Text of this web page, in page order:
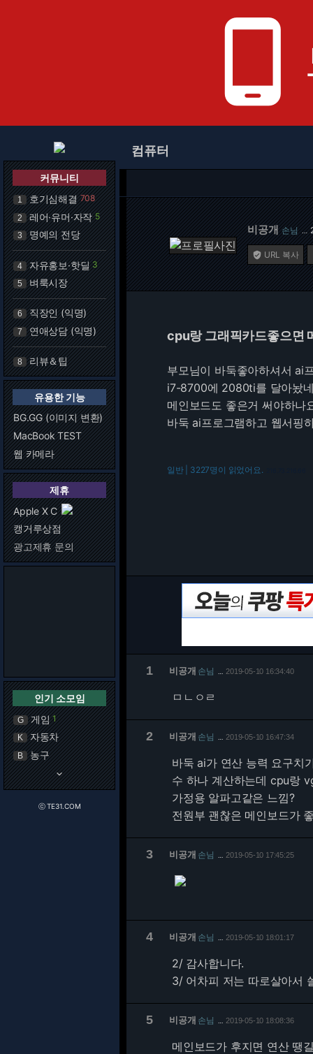
phone_android
커뮤니티
1 호기심해결 708
2 레어·유머·자작 5
3 명예의 전당
4 자유홍보·핫딜 3
5 벼룩시장
6 직장인 (익명)
7 연애상담 (익명)
8 리뷰＆팁
유용한 기능
BG.GG (이미지 변환)
MacBook TEST
웹 카메라
제휴
Apple X C
캥거루상점
광고제휴 문의
인기 소모임
G 게임 1
K 자동차
B 농구
keyboard_arrow_down
ⓒ TE31.COM
컴퓨터
비공개 손님 …
 URL 복사
cpu랑 그래픽카드좋으면
부모님이 바둑좋아하셔서 ai
i7-8700에 2080ti를 달아놨
메인보드도 좋은거 써야하나
바둑 ai프로그램하고 웹서핑
일반 | 3227명이 읽었어요.
1 비공개 손님 2019-05-10 16:34:40
ㅁㄴㅇㄹ
2 비공개 손님 2019-05-10 16:47:34
바둑 ai가 연산 능력 요구치
수 하나 계산하는데 cpu랑
가정용 알파고같은 느낌?
전원부 괜찮은 메인보드가
3 비공개 손님 2019-05-10 17:45:25
4 비공개 손님 2019-05-10 18:01:17
2/감사합니다.
3/ 어차피 저는 따로살아서
5 비공개 손님 2019-05-10 18:08:36
메인보드가 후지면 연산 땡